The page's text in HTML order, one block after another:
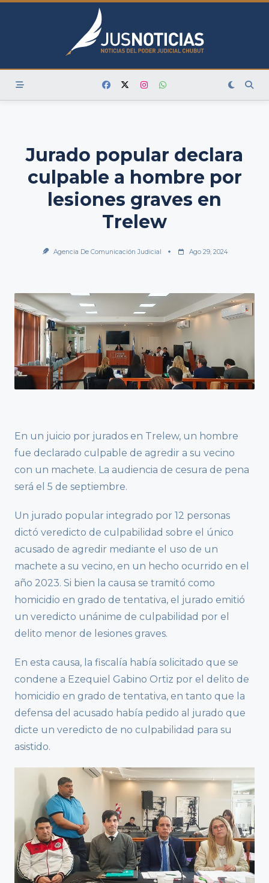
Skip
Jurado popular declara
culpable a hombre por
lesiones graves en
Trelew
Agencia De Comunicación Judicial Ago 29, 2024
En un juicio por jurados en Trelew, un hombre
fue declarado culpable de agredir a su vecino
con un machete. La audiencia de cesura de pena
será el 5 de septiembre.
Un jurado popular integrado por 12 personas
dictó veredicto de culpabilidad sobre el único
acusado de agredir mediante el uso de un
machete a su vecino, en un hecho ocurrido en el
año 2023. Si bien la causa se tramitó como
homicidio en grado de tentativa, el jurado emitió
un veredicto unánime de culpabilidad por el
delito menor de lesiones graves.
En esta causa, la fiscalía había solicitado que se
condene a Ezequiel Gabino Ortiz por el delito de
homicidio en grado de tentativa, en tanto que la
defensa del acusado había pedido al jurado que
dicte un veredicto de no culpabilidad para su
asistido.